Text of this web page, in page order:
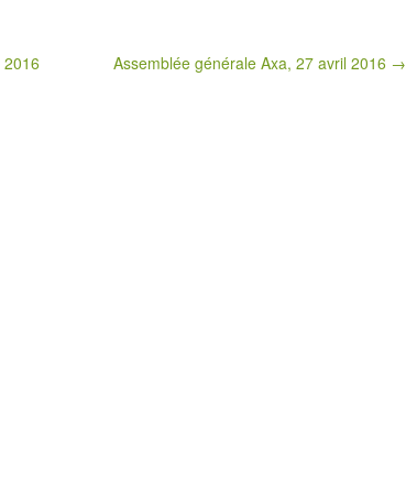
Assemblée générale Axa, 27 avril 2016 →